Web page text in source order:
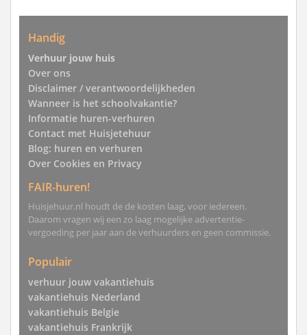
Handig
Verhuur jouw huis
Over ons
Disclaimer / verantwoordelijkheden
Wanneer is het schoolvakantie?
Informatie huren-verhuren
Contact met Huisjetehuur
Blog: huren en verhuren
Over Cookies en Privacy
FAIR-huren!
Huisjehuur.nl houdt de de kosten laag, voor iedereen.
Daarom vragen wij een zo laag mogelijke advertentie-
vergoeding per jaar aan de verhuurders en geen commissie.
Populair
verhuur jouw vakantiehuis
vakantiehuis Nederland
vakantiehuis Belgie
vakantiehuis Frankrijk